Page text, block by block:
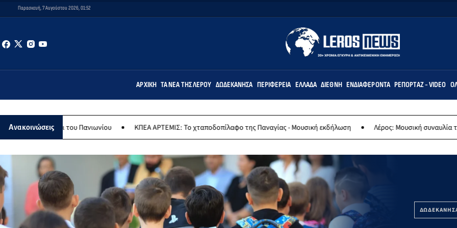
Παρασκευή, 7 Αυγούστου 2026, 01:52
ΑΡΧΙΚΉ ΤΑ ΝΈΑ ΤΗΣ ΛΈΡΟΥ ΔΩΔΕΚΆΝΗΣΑ ΠΕΡΙΦΈΡΕΙΑ ΕΛΛΆΔΑ ΔΙΕΘΝΉ ΕΝΔΙΑΦΈΡΟΝΤΑ ΡΕΠΟΡΤΆΖ - VIDEO
Ανακοινώσεις
Πανιωνίου ΚΠΕΑ ΑΡΤΕΜΙΣ: Το χταποδοπίλαφο της Παναγίας - Μουσική εκδήλωση Λέρος: Μουσική συναυλία των Εργαστηρίων